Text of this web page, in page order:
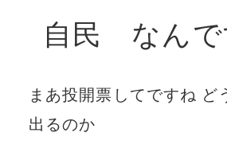
自民 なんで
まあ投開票してですね ど
出るのか